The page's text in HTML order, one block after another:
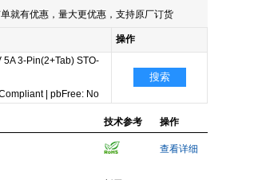
就有优惠，量大更优惠，支持原厂订货
操作
5A 3-Pin(2+Tab) STO-
pbFree: No
搜索
技术参考 操作
查看详细